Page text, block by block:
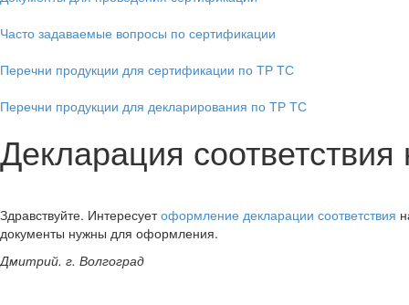
Часто задаваемые вопросы по сертификации
Перечни продукции для сертификации по ТР ТС
Перечни продукции для декларирования по ТР ТС
Декларация
Здравствуйте. Интересуетоформление декларации соответствия
документы нужны для оформления.
Дмитрий. г. Волгоград